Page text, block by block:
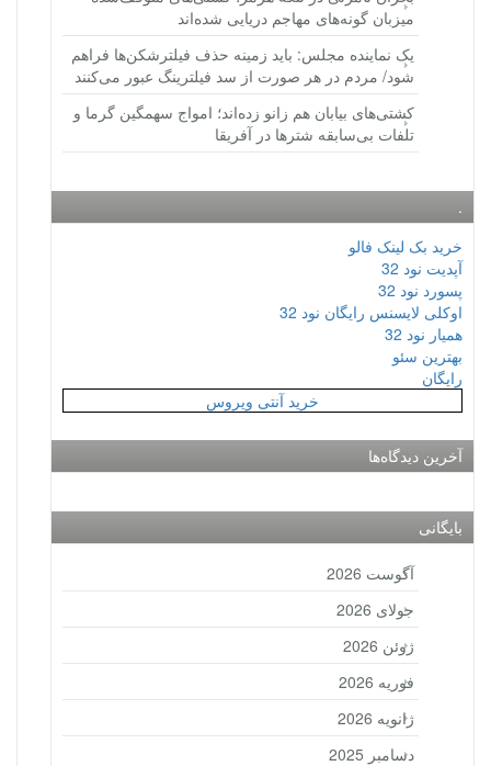
میزبان گونه‌های مهاجم دریایی شده‌اند
یک نماینده مجلس: باید زمینه حذف فیلترشکن‌ها فراهم
شود/ مردم در هر صورت از سد فیلترینگ عبور می‌کنند
کشتی‌های بیابان هم زانو زده‌اند؛ امواج سهمگین گرما و
تلفات بی‌سابقه شترها در آفریقا
.
خرید بک لینک فالو
آپدیت نود 32
پسورد نود 32
اوکلی لایسنس رایگان نود 32
همیار نود 32
بهترین سئو
رایگان
خرید آنتی ویروس
آخرین دیدگاه‌ها
بایگانی
آگوست 2026
جولای 2026
ژوئن 2026
فوریه 2026
ژانویه 2026
دسامبر 2025